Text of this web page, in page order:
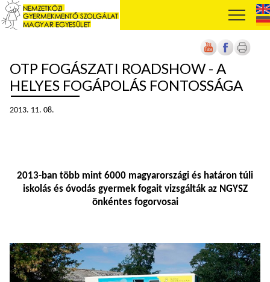
OTP FOGÁSZATI ROADSHOW - A
HELYES FOGÁPOLÁS FONTOSSÁGA
2013. 11. 08.
2013-ban több mint 6000 magyarországi és határon túli
iskolás és óvodás gyermek fogait vizsgálták az NGYSZ
önkéntes fogorvosai